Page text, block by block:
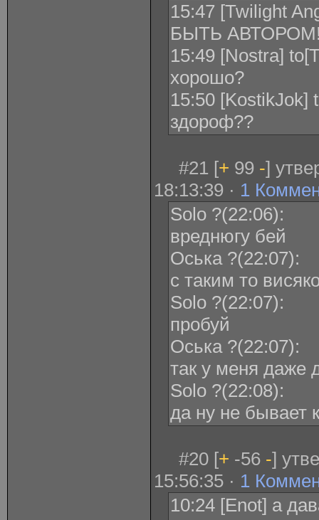
15:47 [Twilight
БЫТЬ
15:49 [Nostra]
хорошо?
15:50 [KostikJok]
здороф??
#21 [+ 99 -]
18:13:39 · 1
Solo ?(22:06):
вреднюгу бей
Оська ?(22:07):
с таким то
Solo ?(22:07):
пробуй
Оська ?(22:07):
так у меня даже
Solo ?(22:08):
да ну не бывает
#20 [+ -56 -]
15:56:35 · 1
10:24 [Enot] а